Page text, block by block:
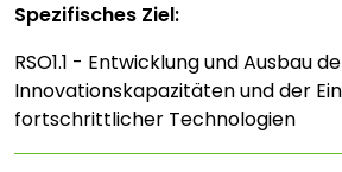
Spezifisches Ziel:
RSO1.1 - Entwicklung und Ausbau
Innovationskapazitäten und der
fortschrittlicher Technologien